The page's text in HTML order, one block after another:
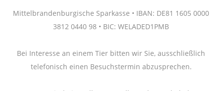
Mittelbrandenburgische Sparkasse • IBAN: DE81 1605 0000
3812 0440 98 • BIC: WELADED1PMB
Bei Interesse an einem Tier bitten wir Sie, ausschließlich
telefonisch einen Besuchstermin abzusprechen.